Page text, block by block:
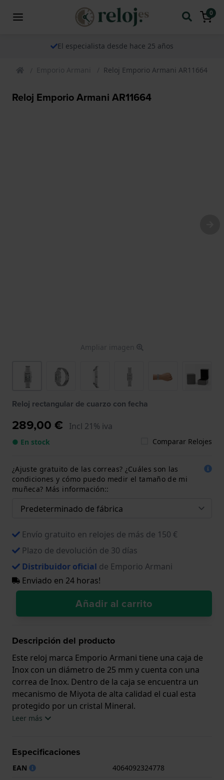
0
El especialista desde hace 25 años
Emporio Armani Reloj Emporio Armani AR11664
Reloj Emporio Armani AR11664
Ampliar imagen
Reloj rectangular de cuarzo con fecha
289,00 € Incl 21% iva
● En stock Comparar Relojes
¿Ajuste gratuito de las correas? ¿Cuáles son las
condiciones y cómo puedo medir el tamaño de mi
muñeca? Más información::
Envío gratuito en relojes de más de 150 €
Plazo de devolución de 30 días
Distribuidor oficial de Emporio Armani
Enviado en 24 horas!
Añadir al carrito
Descripción del producto
Este reloj marca Emporio Armani tiene una caja de
Inox con un diámetro de 25 mm y cuenta con una
correa de Inox. Dentro de la caja se encuentra un
mecanismo de Miyota de alta calidad el cual esta
protegido por un cristal Mineral.
reloj viene con 2 años de garantía.
Leer más
Especificaciones
EAN
4064092324778